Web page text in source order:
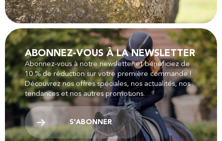
ABONNEZ-VOUS À LA NEWSLETTER
Abonnez-vous à notre newsletter et bénéficiez de
10 % de réduction sur votre première commande !
Découvrez nos offres spéciales, nos actualités, nos
tendances et nos autres promotions.
S'ABONNER